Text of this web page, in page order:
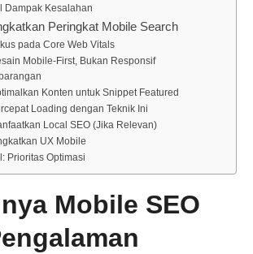
Dampak Kesalahan
Peringkat Mobile Search
pada Core Web Vitals
Mobile-First, Bukan Responsif
Konten untuk Snippet Featured
Loading dengan Teknik Ini
Local SEO (Jika Relevan)
UX Mobile
Prioritas Optimasi
Mobile SEO